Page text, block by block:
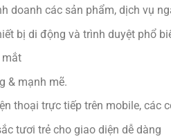
doanh các sản phẩm, dịch vụ
bị di động và trình duyệt phổ
mắt
& mạnh mẽ.
thoại trực tiếp trên mobile, các
tươi trẻ cho giao diện dễ dàng